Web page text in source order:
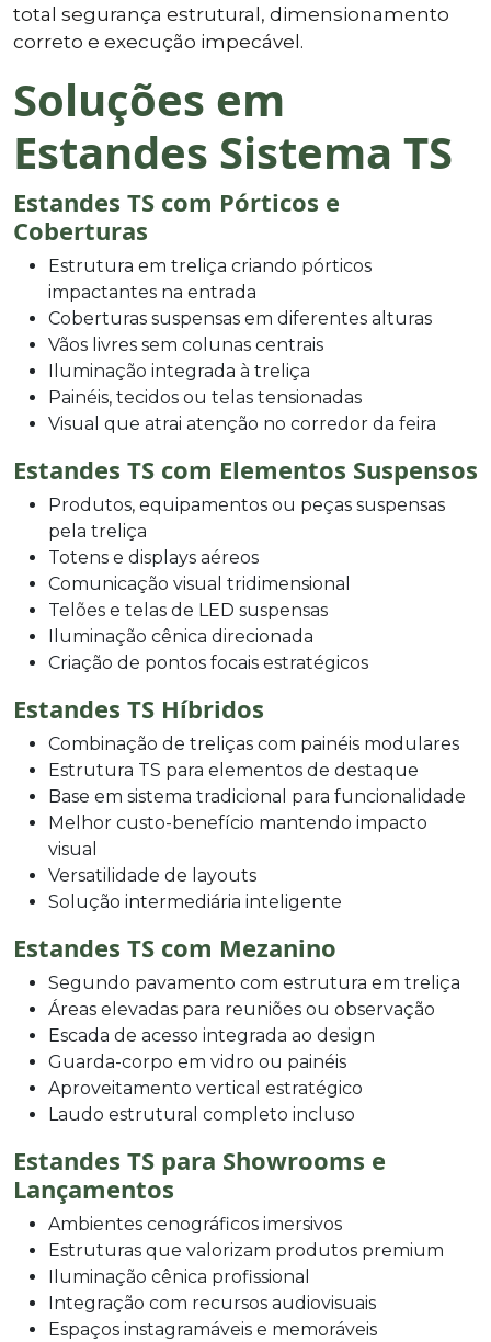
total segurança estrutural, dimensionamento
correto e execução impecável.
Soluções em
Estandes Sistema TS
Estandes TS com Pórticos e
Coberturas
Estrutura em treliça criando pórticos
impactantes na entrada
Coberturas suspensas em diferentes alturas
Vãos livres sem colunas centrais
Iluminação integrada à treliça
Painéis, tecidos ou telas tensionadas
Visual que atrai atenção no corredor da feira
Estandes TS com Elementos Suspensos
Produtos, equipamentos ou peças suspensas
pela treliça
Totens e displays aéreos
Comunicação visual tridimensional
Telões e telas de LED suspensas
Iluminação cênica direcionada
Criação de pontos focais estratégicos
Estandes TS Híbridos
Combinação de treliças com painéis modulares
Estrutura TS para elementos de destaque
Base em sistema tradicional para funcionalidade
Melhor custo-benefício mantendo impacto
visual
Versatilidade de layouts
Solução intermediária inteligente
Estandes TS com Mezanino
Segundo pavamento com estrutura em treliça
Áreas elevadas para reuniões ou observação
Escada de acesso integrada ao design
Guarda-corpo em vidro ou painéis
Aproveitamento vertical estratégico
Laudo estrutural completo incluso
Estandes TS para Showrooms e
Lançamentos
Ambientes cenográficos imersivos
Estruturas que valorizam produtos premium
Iluminação cênica profissional
Integração com recursos audiovisuais
Espaços instagramáveis e memoráveis